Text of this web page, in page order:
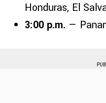
Honduras, El
3:00 p.m. —